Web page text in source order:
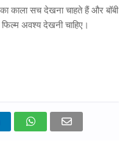
काला सच देखना चाहते हैं और बॉबी
अवश्य देखनी चाहिए।